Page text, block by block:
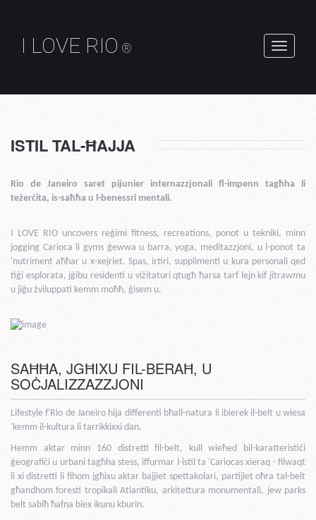
toggle
I LOVE RIO ®
ISTIL TAL-ĦAJJA
Rio de Janeiro saret pijunier internazzjonali fl-impenn tagħha li
teżerċita, is-saħħa u l-benessri mentali.
I LOVE RIO uncovers reġimi fitness, recreations, ponot u tekniki, minn
jogging Carioca li gyms ġewwa u barra, yoga, meditazzjoni, u l-ponot ta
'nutriment aħħar u x-xejriet. Spas, irtiri, supplimenti u kura personali qed
tiġi esplorata, jġibu residenti u viżitaturi qtugħ ħarsa tarf lejn kif jitrawmu
u jiġu żviluppati kemm moħħ, ġisem u.
SAĦĦA, JGĦIXU FIL-BERAĦ, U
SOĊJALIZZAZZJONI
Lifestyle f'Rio de Janeiro hija differenti bħall-natura li ibierek il-belt u wiesa
'kemm il-kultura li tarrikkixxi dan.
Hemm aktar minn 160 distretti fil-belt, kull wieħed bil-karatteristiċi
ġeografiċi u urbani tagħha stess, iffurmar l-istil ta 'Cariocas xieraq - filwaqt
li xi distretti li fihom jgħixu aktar bajjiet spettakolari, partijiet oħra tal-belt
għandhom foresti tropikali Atlantiku, arkitettura monumentali, jew parks
belt sabiħ ħafna biex ikunu kburin.